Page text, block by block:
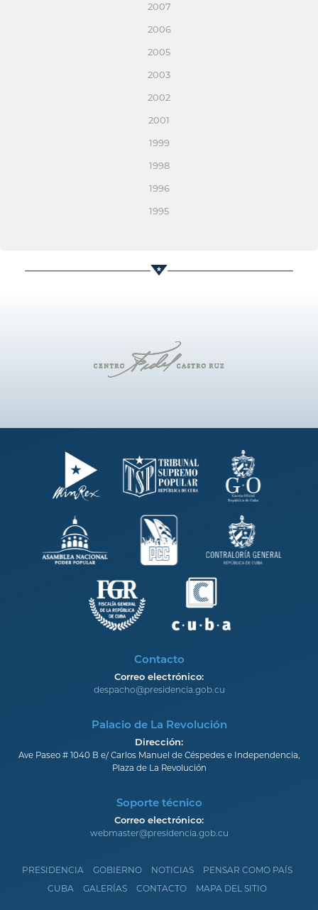
2007
2006
2005
2003
2002
2001
1999
1998
1996
1995
Contacto
Correo electrónico:
despacho@presidencia.gob.cu
Palacio de La Revolución
Dirección:
Ave Paseo # 1040 B e/ Carlos Manuel de Céspedes e Independencia,
Plaza de La Revolución
Soporte técnico
Correo electrónico:
webmaster@presidencia.gob.cu
PRESIDENCIA GOBIERNO NOTICIAS
PENSAR COMO PAÍS
CUBA
GALERÍAS CONTACTO MAPA DEL SITIO